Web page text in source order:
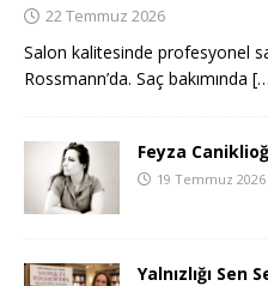
22 Temmuz 2026
Salon kalitesinde profesyonel
Rossmann’da. Saç bakımında
Feyza
19 Temmuz 2026
Yalnızlığı Sen